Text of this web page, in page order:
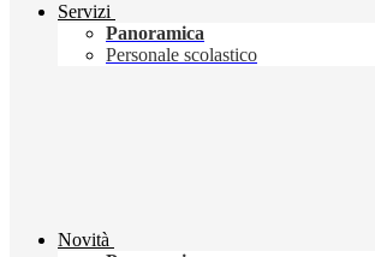
Servizi
Panoramica
Personale scolastico
Novità